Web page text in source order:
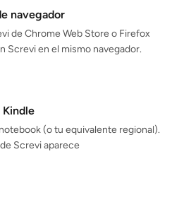
navegador
de Chrome Web Store o Firefox
Screvi en el mismo navegador.
(o tu equivalente regional).
Screvi aparece